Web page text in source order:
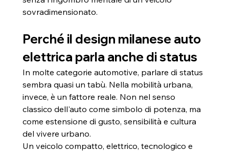
sovradimensionato.
Perché il design milanese auto
elettrica parla anche di status
In molte categorie automotive, parlare di status
sembra quasi un tabù. Nella mobilità urbana,
invece, è un fattore reale. Non nel senso
classico dell'auto come simbolo di potenza, ma
come estensione di gusto, sensibilità e cultura
del vivere urbano.
Un veicolo compatto, elettrico, tecnologico e